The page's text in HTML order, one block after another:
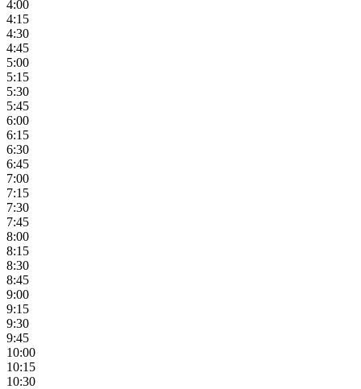
4:00
4:15
4:30
4:45
5:00
5:15
5:30
5:45
6:00
6:15
6:30
6:45
7:00
7:15
7:30
7:45
8:00
8:15
8:30
8:45
9:00
9:15
9:30
9:45
10:00
10:15
10:30